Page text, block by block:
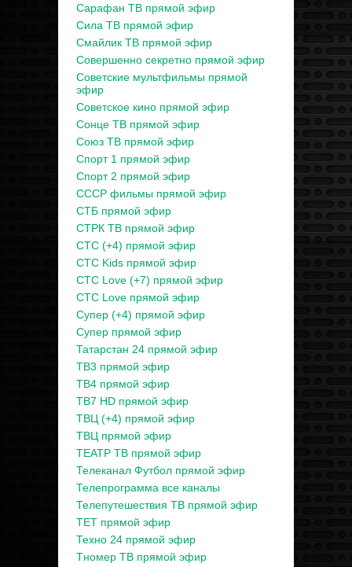
Сарафан ТВ прямой эфир
Сила ТВ прямой эфир
Смайлик ТВ прямой эфир
Совершенно секретно прямой эфир
Советские мультфильмы прямой
эфир
Советское кино прямой эфир
Сонце ТВ прямой эфир
Союз ТВ прямой эфир
Спорт 1 прямой эфир
Спорт 2 прямой эфир
СССР фильмы прямой эфир
СТБ прямой эфир
СТРК ТВ прямой эфир
СТС (+4) прямой эфир
СТС Kids прямой эфир
СТС Love (+7) прямой эфир
СТС Love прямой эфир
Супер (+4) прямой эфир
Супер прямой эфир
Татарстан 24 прямой эфир
ТВ3 прямой эфир
ТВ4 прямой эфир
ТВ7 HD прямой эфир
ТВЦ (+4) прямой эфир
ТВЦ прямой эфир
ТЕАТР ТВ прямой эфир
Телеканал Футбол прямой эфир
Телепрограмма все каналы
Телепутешествия ТВ прямой эфир
ТЕТ прямой эфир
Техно 24 прямой эфир
Тномер ТВ прямой эфир